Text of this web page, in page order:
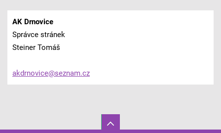
AK Drnovice
Správce stránek
Steiner Tomáš
akdrnovice@seznam.cz